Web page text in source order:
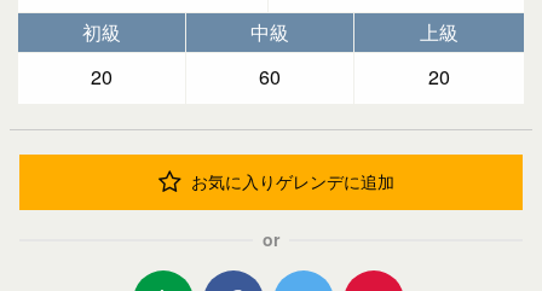
初級
中級
上級
20
60 20
お気に入りゲレンデに追加
or